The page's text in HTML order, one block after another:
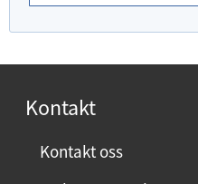
o
r
n
Kontakt
Kontakt oss